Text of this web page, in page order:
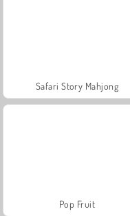
Safari Story Mahjong
Pop Fruit